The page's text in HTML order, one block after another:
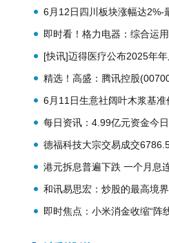
6月12日四川板块涨幅达2%-
即时看！格力电器：综合运
回购、投资者关系管理等方
司投资价值
[快讯]迈得医疗公布2025年
精选！高盛：腾讯控股
持“买入”评级 目标价700港元
6月11日生意社阔叶木浆基
吨|观焦点
每日资讯：4.99亿元资金今
德福科技大宗交易成交
港元拆息普遍下跌 一个月息
和讯易思宏：炒股的最高境
即时焦点：小米消金收缩“阵